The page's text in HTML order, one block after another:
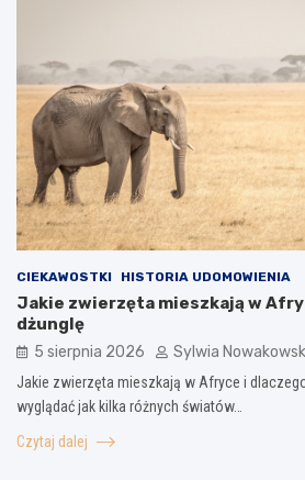
CIEKAWOSTKI HISTORIA UDOMOWIENIA
Jakie zwierzęta mieszkają w
dżunglę
5 sierpnia 2026 Sylwia
Jakie zwierzęta mieszkają w Afryce i
wyglądać jak kilka różnych światów…
Czytaj dalej